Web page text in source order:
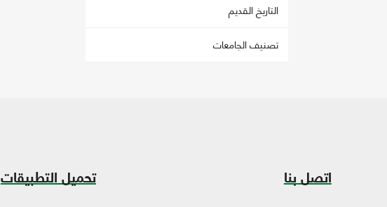
التاريخ القديم
تصنيف الجامعات
اتصل بنا تحميل التطبيقات